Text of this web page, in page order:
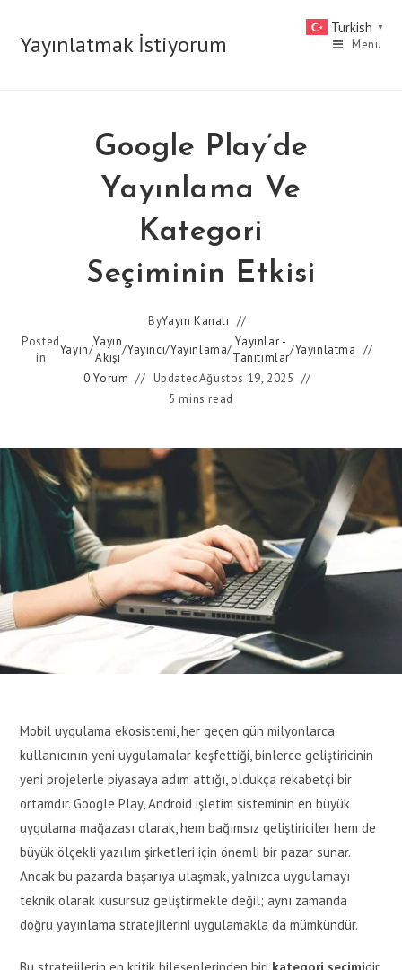
contentYayınlatmak İstiyorum Menu
Google Play’de
Yayınlama Ve
Kategori
Seçiminin Etkisi
ByYayın Kanalı
Posted
in
Yayın/
Yayın
Akışı
/Yayıncı/Yayınlama/
Yayınlar -
Tanıtımlar
/Yayınlatma
0 Yorum
UpdatedAğustos 19, 2025
5 mins read
Mobil uygulama ekosistemi, her geçen gün milyonlarca
kullanıcının yeni uygulamalar keşfettiği, binlerce geliştiricinin
yeni projelerle piyasaya adım attığı, oldukça rekabetçi bir
ortamdır. Google Play, Android işletim sisteminin en büyük
uygulama mağazası olarak, hem bağımsız geliştiriciler hem de
büyük ölçekli yazılım şirketleri için önemli bir pazar sunar.
Ancak bu pazarda başarıya ulaşmak, yalnızca uygulamayı
teknik olarak kusursuz geliştirmekle değil; aynı zamanda
doğru yayınlama stratejilerini uygulamakla da mümkündür.
Turkish ▼